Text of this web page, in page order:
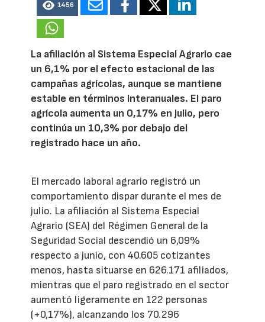
1456
La afiliación al Sistema Especial Agrario cae
un 6,1% por el efecto estacional de las
campañas agrícolas, aunque se mantiene
estable en términos interanuales. El paro
agrícola aumenta un 0,17% en julio, pero
continúa un 10,3% por debajo del
registrado hace un año.
El mercado laboral agrario registró un
comportamiento dispar durante el mes de
julio. La afiliación al Sistema Especial
Agrario (SEA) del Régimen General de la
Seguridad Social descendió un 6,09%
respecto a junio, con 40.605 cotizantes
menos, hasta situarse en 626.171 afiliados,
mientras que el paro registrado en el sector
aumentó ligeramente en 122 personas
(+0,17%), alcanzando los 70.296